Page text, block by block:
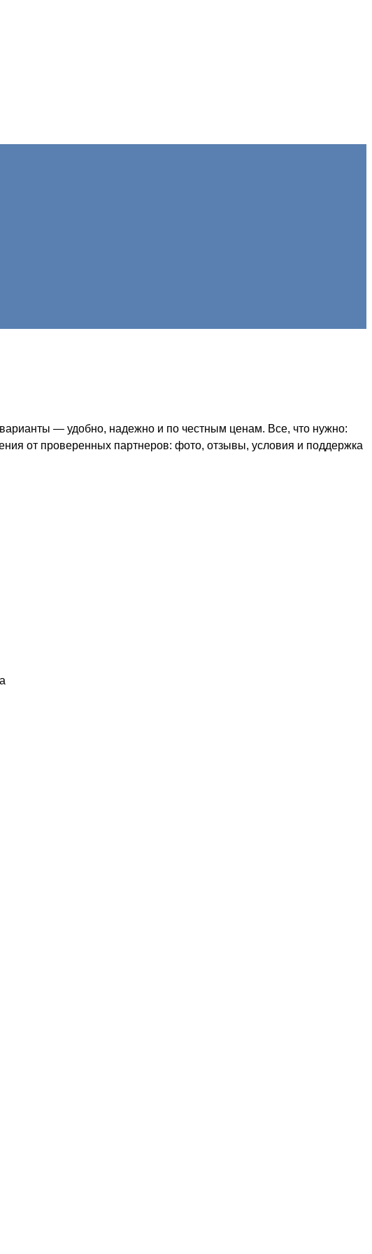
— удобно, надежно и по честным ценам. Все, что нужно:
от проверенных партнеров: фото, отзывы, условия и поддержка